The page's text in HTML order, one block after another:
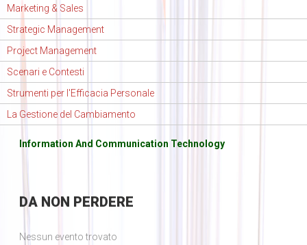
Marketing & Sales
Strategic Management
Project Management
Scenari e Contesti
Strumenti per l'Efficacia Personale
La Gestione del Cambiamento
Information And Communication Technology
DANON PERDERE
Nessun evento trovato